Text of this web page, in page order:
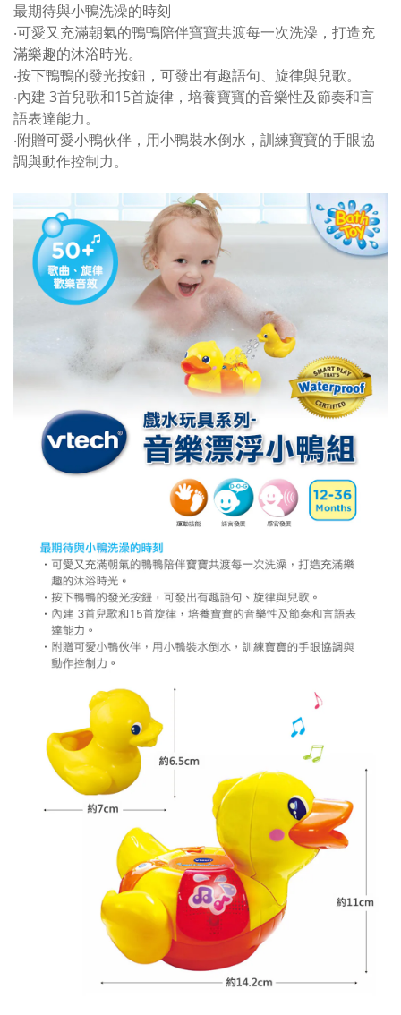
最期待與小鴨洗澡的時刻
‧可愛又充滿朝氣的鴨鴨陪伴寶寶共渡每一次洗澡，打造充
滿樂趣的沐浴時光。
‧按下鴨鴨的發光按鈕，可發出有趣語句、旋律與兒歌。
‧內建 3首兒歌和15首旋律，培養寶寶的音樂性及節奏和言
語表達能力。
‧附贈可愛小鴨伙伴，用小鴨裝水倒水，訓練寶寶的手眼協
調與動作控制力。